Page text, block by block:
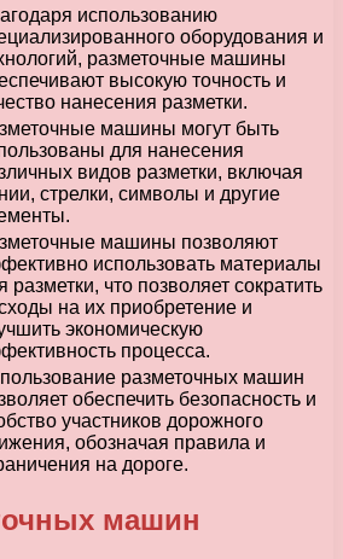
использованию
оборудования и
разметочные машины
высокую точность и
нанесения разметки.
машины могут быть
для нанесения
видов разметки, включая
стрелки, символы и другие
машины позволяют
использовать материалы
разметки, что позволяет сократить
на их приобретение и
экономическую
процесса.
разметочных машин
обеспечить безопасность и
участников дорожного
обозначая правила и
на дороге.
машин